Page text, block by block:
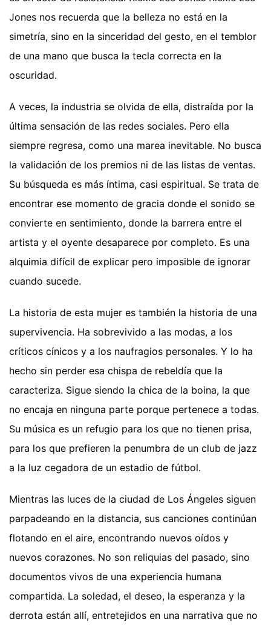
Jones nos recuerda que la belleza no está en la
simetría, sino en la sinceridad del gesto, en el temblor
de una mano que busca la tecla correcta en la
oscuridad.
A veces, la industria se olvida de ella, distraída por la
última sensación de las redes sociales. Pero ella
siempre regresa, como una marea inevitable. No busca
la validación de los premios ni de las listas de ventas.
Su búsqueda es más íntima, casi espiritual. Se trata de
encontrar ese momento de gracia donde el sonido se
convierte en sentimiento, donde la barrera entre el
artista y el oyente desaparece por completo. Es una
alquimia difícil de explicar pero imposible de ignorar
cuando sucede.
La historia de esta mujer es también la historia de una
supervivencia. Ha sobrevivido a las modas, a los
críticos cínicos y a los naufragios personales. Y lo ha
hecho sin perder esa chispa de rebeldía que la
caracteriza. Sigue siendo la chica de la boina, la que
no encaja en ninguna parte porque pertenece a todas.
Su música es un refugio para los que no tienen prisa,
para los que prefieren la penumbra de un club de jazz
a la luz cegadora de un estadio de fútbol.
Mientras las luces de la ciudad de Los Ángeles siguen
parpadeando en la distancia, sus canciones continúan
flotando en el aire, encontrando nuevos oídos y
nuevos corazones. No son reliquias del pasado, sino
documentos vivos de una experiencia humana
compartida. La soledad, el deseo, la esperanza y la
derrota están allí, entretejidos en una narrativa que no